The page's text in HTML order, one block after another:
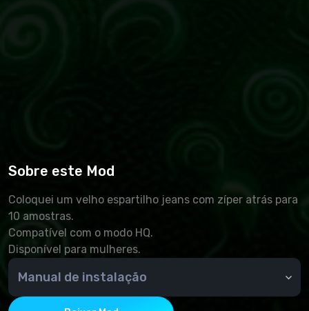
Sobre este Mod
Coloquei um velho espartilho jeans com zíper atrás para
10 amostras.
Compatível com o modo HQ.
Disponível para mulheres.
Manual de instalação
🆘 Como instalar um complemento?